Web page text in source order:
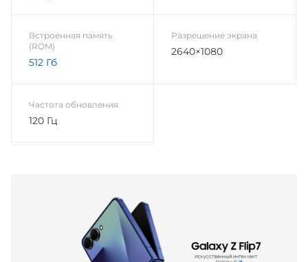
Встроенная память
(ROM)
512 Гб
Разрешение экрана
2640×1080
Частота обновления
120 Гц